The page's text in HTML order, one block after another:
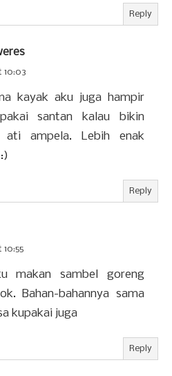
Reply
10:03
kayak aku juga hampir
santan kalau bikin
ati ampela. Lebih enak
Reply
10:55
makan sambel goreng
Bahan-bahannya sama
kupakai juga
Reply